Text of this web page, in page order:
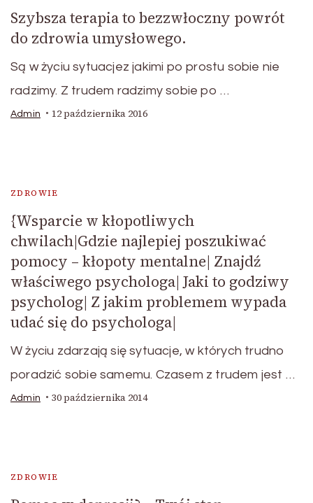
Szybsza terapia to bezzwłoczny powrót
do zdrowia umysłowego.
Są w życiu sytuacjez jakimi po prostu sobie nie
radzimy. Z trudem radzimy sobie po …
Admin 12 października 2016
ZDROWIE
{Wsparcie w kłopotliwych
chwilach|Gdzie najlepiej poszukiwać
pomocy – kłopoty mentalne| Znajdź
właściwego psychologa| Jaki to godziwy
psycholog| Z jakim problemem wypada
udać się do psychologa|
W życiu zdarzają się sytuacje, w których trudno
poradzić sobie samemu. Czasem z trudem jest …
Admin 30 października 2014
ZDROWIE